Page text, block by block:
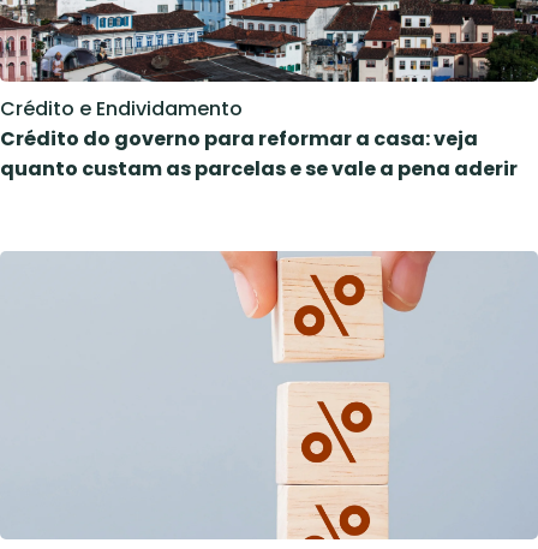
Crédito e Endividamento
Crédito do governo para reformar a casa: veja
quanto custam as parcelas e se vale a pena aderir